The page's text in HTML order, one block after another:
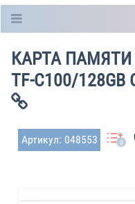
КАРТА ПАМЯТИ
TF-C100/128GB
Артикул: 048553 0